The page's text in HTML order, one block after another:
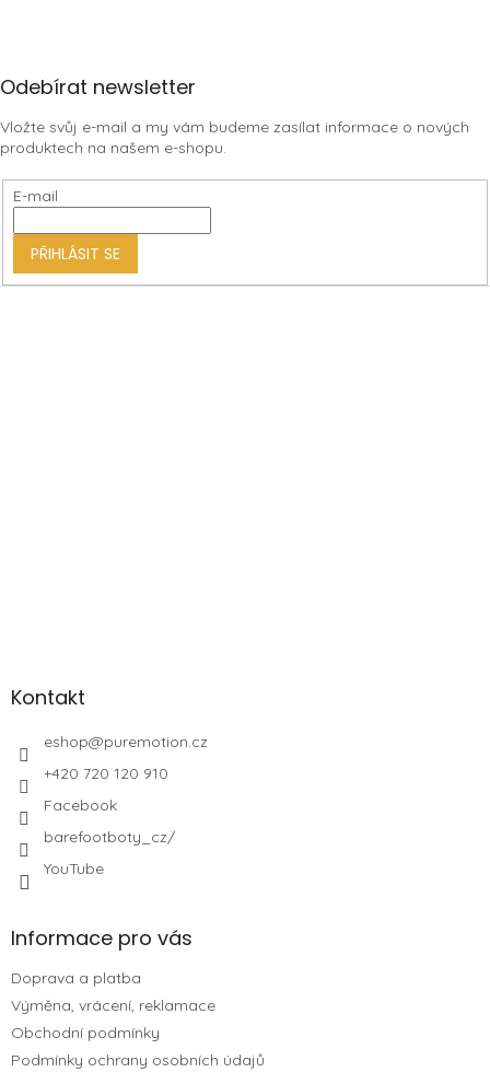
Z
p
a
t
Odebírat newsletter
Vložte svůj e-mail a my vám budeme zasílat informace o nových
produktech na našem e-shopu.
E-mail
PŘIHLÁSIT SE
Kontakt
eshop@puremotion.cz
+420 720 120 910
Facebook
barefootboty_cz/
YouTube
Informace pro vás
Doprava a platba
Výměna, vrácení, reklamace
Obchodní podmínky
Podmínky ochrany osobních údajů